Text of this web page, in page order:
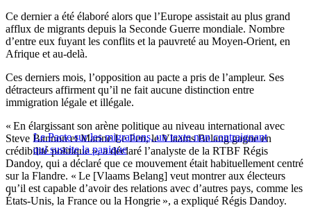
Ce dernier a été élaboré alors que l’Europe assistait au plus grand
afflux de migrants depuis la Seconde Guerre mondiale. Nombre
d’entre eux fuyant les conflits et la pauvreté au Moyen-Orient, en
Afrique et au-delà.
Ces derniers mois, l’opposition au pacte a pris de l’ampleur. Ses
détracteurs affirment qu’il ne fait aucune distinction entre
immigration légale et illégale.
Le Pacte sur les migrations, un texte non contraignant
qui suscite la panique
« En élargissant son arène politique au niveau international avec
Steve Bannon et Marine Le Pen, le Vlaams Belang gagne en
crédibilité politique », a déclaré l’analyste de la RTBF Régis
Dandoy, qui a déclaré que ce mouvement était habituellement centré
sur la Flandre. « Le [Vlaams Belang] veut montrer aux électeurs
qu’il est capable d’avoir des relations avec d’autres pays, comme les
États-Unis, la France ou la Hongrie », a expliqué Régis Dandoy.